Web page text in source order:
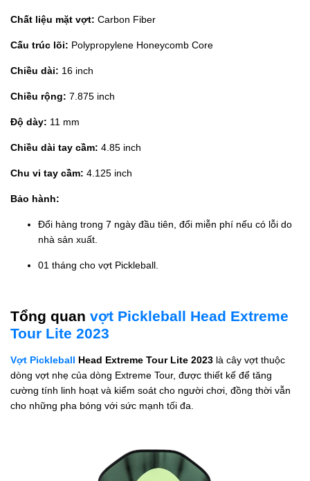
Chất liệu mặt vợt: Carbon Fiber
Cấu trúc lõi: Polypropylene Honeycomb Core
Chiều dài: 16 inch
Chiều rộng: 7.875 inch
Độ dày: 11 mm
Chiều dài tay cầm: 4.85 inch
Chu vi tay cầm: 4.125 inch
Bảo hành:
Đổi hàng trong 7 ngày đầu tiên, đổi miễn phí nếu có lỗi do
nhà sản xuất.
01 tháng cho vợt Pickleball.
Tổng quan vợt Pickleball Head Extreme
Tour Lite 2023
Vợt Pickleball Head Extreme Tour Lite 2023 là cây vợt thuộc
dòng vợt nhẹ của dòng Extreme Tour, được thiết kế để tăng
cường tính linh hoạt và kiểm soát cho người chơi, đồng thời vẫn
cho những pha bóng với sức mạnh tối đa.